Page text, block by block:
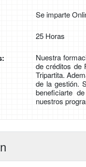
Se imparte
25 Horas
Nuestra
de créditos de
Tripartita.
de la gestión.
beneficiarte
nuestros